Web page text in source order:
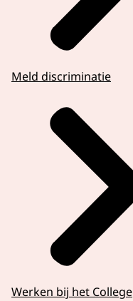
Meld discriminatie
Werken bij het College